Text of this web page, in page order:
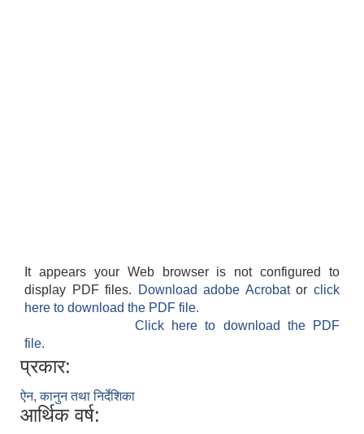
It appears your Web browser is not configured to
display PDF files.
Download adobe Acrobatorclick
here to download the PDF file.
Click here to download the PDF
file.
प्रकार:
ऐन, कानुन तथा निर्देशिका
आर्थिक वर्ष: